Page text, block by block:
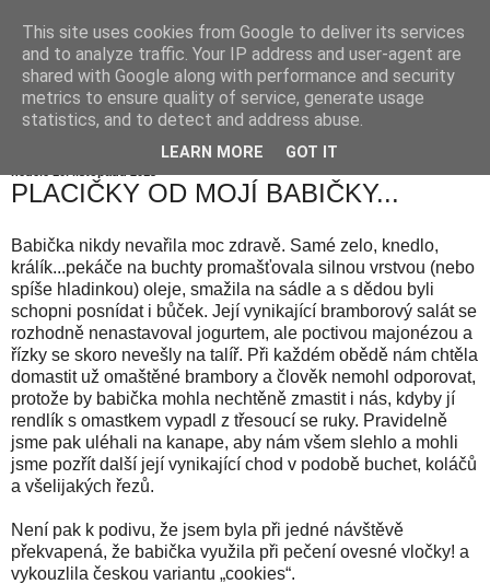
PLACIČKY OD MOJÍ BABIČKY...
Babička nikdy nevařila moc zdravě. Samé zelo, knedlo,
králík...pekáče na buchty promašťovala silnou vrstvou (nebo
spíše hladinkou) oleje, smažila na sádle a s dědou byli
schopni posnídat i bůček. Její vynikající bramborový salát se
rozhodně nenastavoval jogurtem, ale poctivou majonézou a
řízky se skoro nevešly na talíř. Při každém obědě nám chtěla
domastit už omaštěné brambory a člověk nemohl odporovat,
protože by babička mohla nechtěně zmastit i nás, kdyby jí
rendlík s omastkem vypadl z třesoucí se ruky. Pravidelně
jsme pak uléhali na kanape, aby nám všem slehlo a mohli
jsme pozřít další její vynikající chod v podobě buchet, koláčů
a všelijakých řezů.
Není pak k podivu, že jsem byla při jedné návštěvě
překvapená, že babička využila při pečení ovesné vločky! a
vykouzlila českou variantu „cookies“.
This site uses cookies from Google to deliver its services
and to analyze traffic. Your IP address and user-agent are
shared with Google along with performance and security
metrics to ensure quality of service, generate usage
statistics, and to detect and address abuse.
LEARN MORE GOT IT